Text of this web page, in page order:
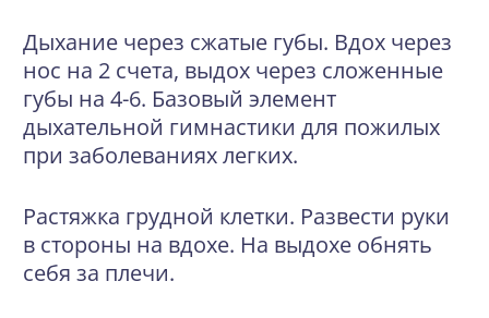
Дыхание через сжатые губы. Вдох через
нос на 2 счета, выдох через сложенные
губы на 4-6. Базовый элемент
дыхательной гимнастики для пожилых
при заболеваниях легких.
Растяжка грудной клетки. Развести руки
в стороны на вдохе. На выдохе обнять
себя за плечи.